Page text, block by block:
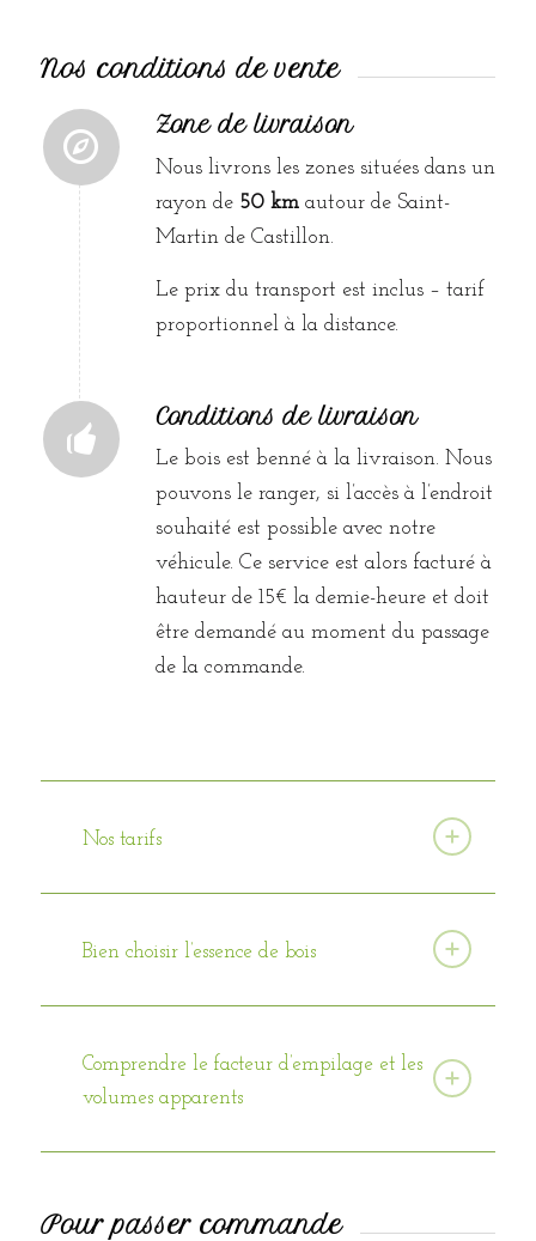
Nos conditions de vente
Zone de livraison
Nous livrons les zones situées dans un
rayon de 50 kmautour de Saint-
Martin de Castillon.
Le prix du transport est inclus – tarif
proportionnel à la distance.
Conditions de livraison
Le bois est benné à la livraison. Nous
pouvons le ranger, si l’accès à l’endroit
souhaité est possible avec notre
véhicule. Ce service est alors facturé à
hauteur de 15€ la demie-heure et doit
être demandé au moment du passage
de la commande.
Nos tarifs
Bien choisir l’essence de bois
Comprendre le facteur d’empilage et les
volumes apparents
Pour passer commande